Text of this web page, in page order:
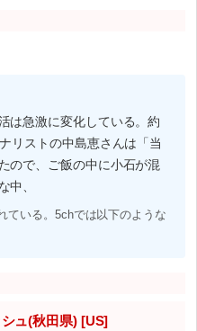
は急激に変化している。約
リストの中島恵さんは「当
ので、ご飯の中に小石が混
中、
ている。5chでは以下のような
ュ(秋田県) [US]